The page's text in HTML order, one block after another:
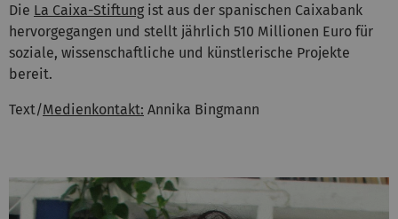
Die La Caixa-Stiftung ist aus der spanischen Caixabank
hervorgegangen und stellt jährlich 510 Millionen Euro für
soziale, wissenschaftliche und künstlerische Projekte
bereit.
Text/Medienkontakt: Annika Bingmann